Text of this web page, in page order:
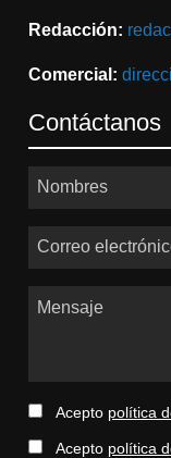
Redacción:
Comercial:
Contáctanos
Nombres
Correo electrónico
Mensaje
Acepto política
Acepto política